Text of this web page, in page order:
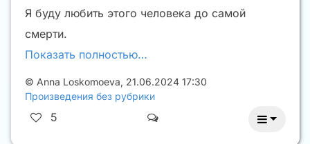
Я буду любить этого человека до самой
смерти.
Показать полностью…
© Anna Loskomoeva, 21.06.2024 17:30
Произведения без рубрики
5